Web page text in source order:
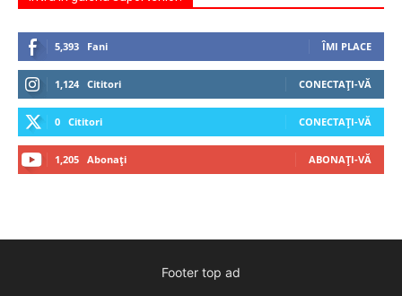
5,393 Fani ÎMI PLACE
1,124 Cititori CONECTAȚI-VĂ
0 Cititori CONECTAȚI-VĂ
1,205 Abonați ABONAȚI-VĂ
Footer top ad